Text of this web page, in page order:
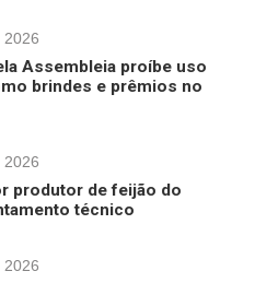
2026
Assembleia proíbe uso
brindes e prêmios no
2026
produtor de feijão do
técnico
2026